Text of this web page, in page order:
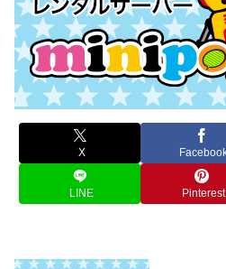
X
LINE Pinterest